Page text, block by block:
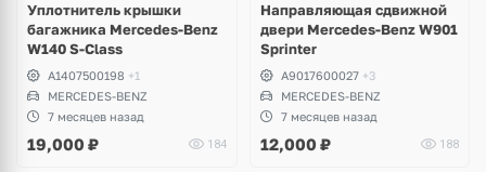
Уплотнитель крышки
багажника Mercedes-Benz
W140 S-Class
A1407500198 +1
MERCEDES-BENZ
7 месяцев назад
19,000 ₽ 184
Направляющая сдвижной
двери Mercedes-Benz W901
Sprinter
A9017600027 +3
MERCEDES-BENZ
7 месяцев назад
12,000 ₽ 188